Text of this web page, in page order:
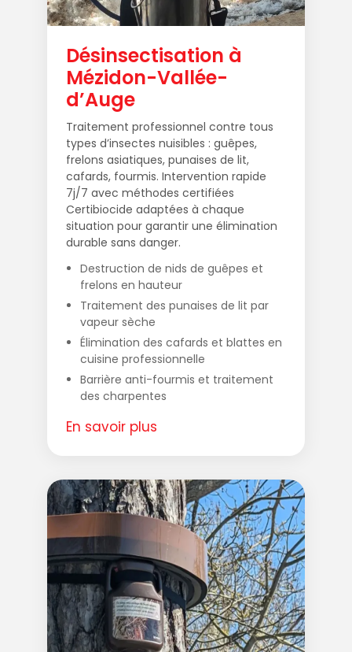
Désinsectisation à
Mézidon-Vallée-
d’Auge
Traitement professionnel contre tous
types d’insectes nuisibles : guêpes,
frelons asiatiques, punaises de lit,
cafards, fourmis. Intervention rapide
7j/7 avec méthodes certifiées
Certibiocide adaptées à chaque
situation pour garantir une élimination
durable sans danger.
Destruction de nids de guêpes et
frelons en hauteur
Traitement des punaises de lit par
vapeur sèche
Élimination des cafards et blattes en
cuisine professionnelle
Barrière anti-fourmis et traitement
des charpentes
En savoir plus